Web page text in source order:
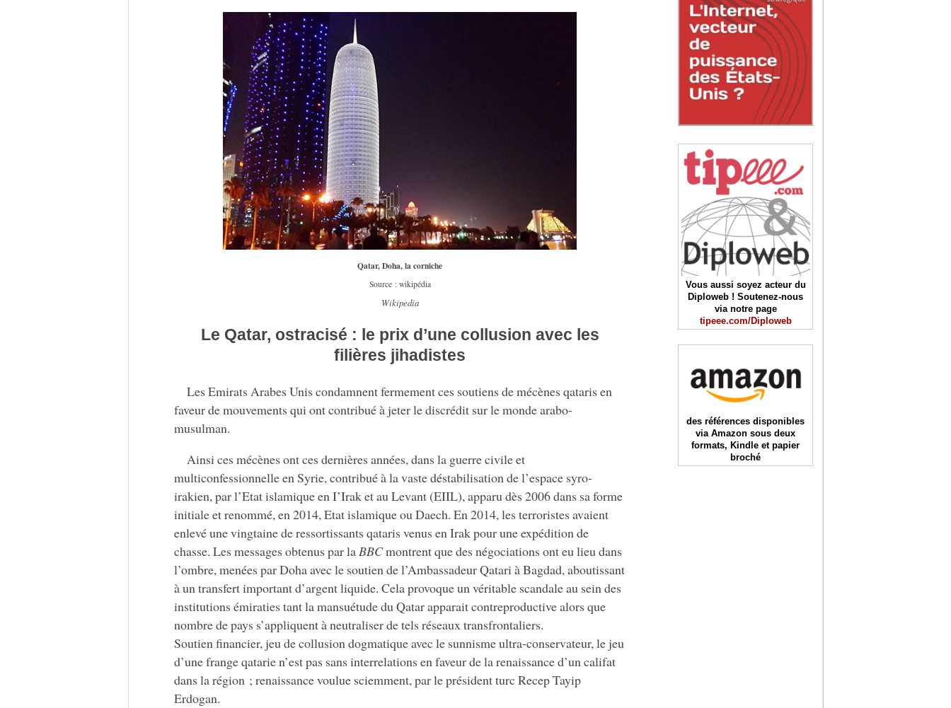
Qatar, Doha, la corniche
Source : wikipédia
Wikipedia
Le Qatar, ostracisé : le prix d’une collusion avec les
filières jihadistes
Les Emirats Arabes Unis condamnent fermement ces soutiens de mécènes qataris en
faveur de mouvements qui ont contribué à jeter le discrédit sur le monde arabo-
musulman.
Ainsi ces mécènes ont ces dernières années, dans la guerre civile et
multiconfessionnelle en Syrie, contribué à la vaste déstabilisation de l’espace syro-
irakien, par l’Etat islamique en I’Irak et au Levant (EIIL), apparu dès 2006 dans sa forme
initiale et renommé, en 2014, Etat islamique ou Daech. En 2014, les terroristes avaient
enlevé une vingtaine de ressortissants qataris venus en Irak pour une expédition de
chasse. Les messages obtenus par laBBCmontrent que des négociations ont eu lieu dans
l’ombre, menées par Doha avec le soutien de l’Ambassadeur Qatari à Bagdad, aboutissant
à un transfert important d’argent liquide. Cela provoque un véritable scandale au sein des
institutions émiraties tant la mansuétude du Qatar apparait contreproductive alors que
nombre de pays s’appliquent à neutraliser de tels réseaux transfrontaliers.
Soutien financier, jeu de collusion dogmatique avec le sunnisme ultra-conservateur, le jeu
d’une frange qatarie n’est pas sans interrelations en faveur de la renaissance d’un califat
dans la région ; renaissance voulue sciemment, par le président turc Recep Tayip
Erdogan.
Vous aussi soyez acteur du
Diploweb ! Soutenez-nous
via notre page
tipeee.com/Diploweb
des références disponibles
via Amazon sous deux
formats, Kindle et papier
broché